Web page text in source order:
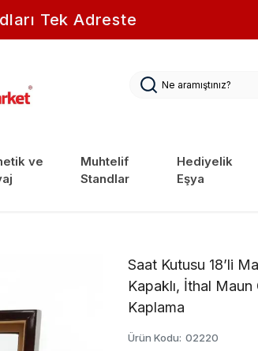
Tek Adreste
ve
Muhtelif
Standlar
Hediyelik
Eşya
Saat Kutusu 18’li
Kapaklı, İthal
Kaplama
Ürün Kodu: 02220